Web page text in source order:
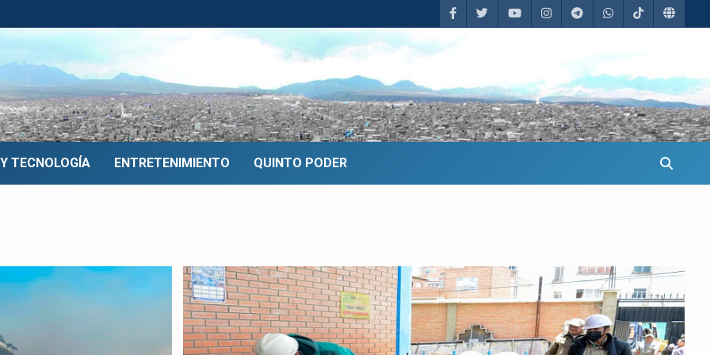
TECNOLOGÍA ENTRETENIMIENTO QUINTO PODER